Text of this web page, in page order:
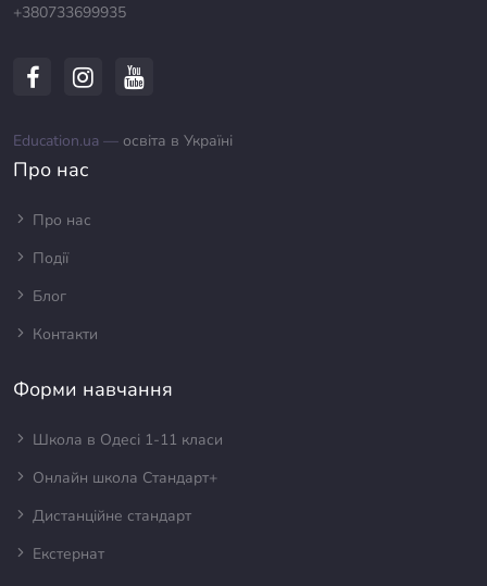
+380733699935
Education.ua — освіта в Україні
Про нас
Про нас
Події
Блог
Контакти
Форми навчання
Школа в Одесі 1-11 класи
Онлайн школа Стандарт+
Дистанційне стандарт
Екстернат